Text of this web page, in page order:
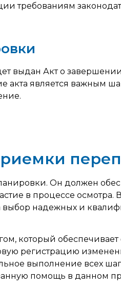
требованиям
выдан Акт о
акта является важным
Он должен
в процессе осмотра.
выбор надежных и
обеспечивает
регистрацию
выполнение всех
помощь в данном